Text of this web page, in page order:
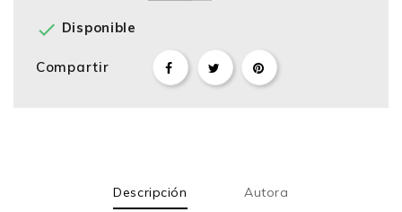
 Disponible
Compartir
Descripción Autora